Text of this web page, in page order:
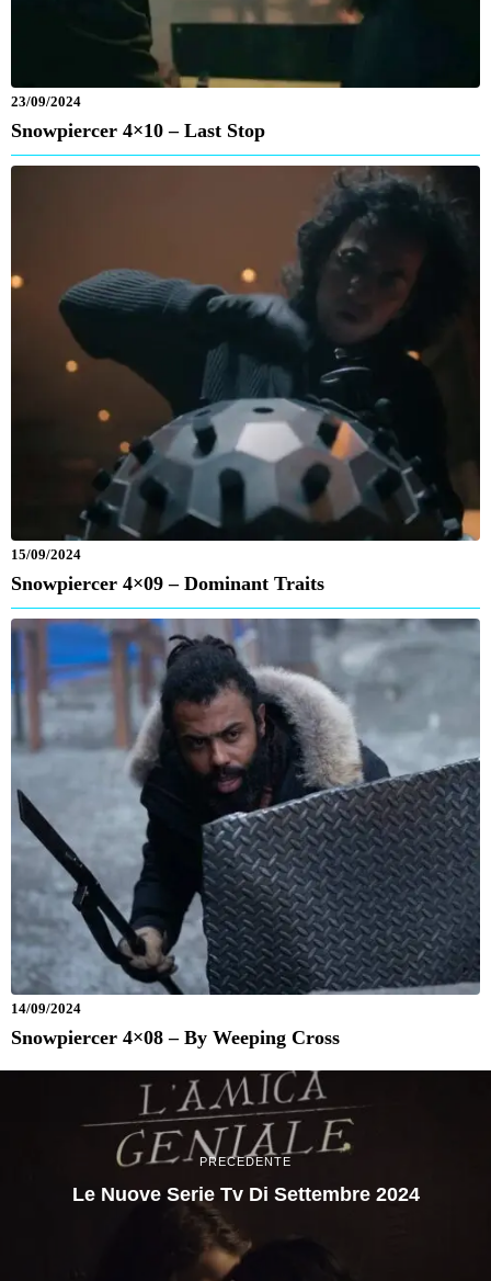
23/09/2024
Snowpiercer 4×10 – Last Stop
15/09/2024
Snowpiercer 4×09 – Dominant Traits
14/09/2024
Snowpiercer 4×08 – By Weeping Cross
PRECEDENTE
Le Nuove Serie Tv Di Settembre 2024